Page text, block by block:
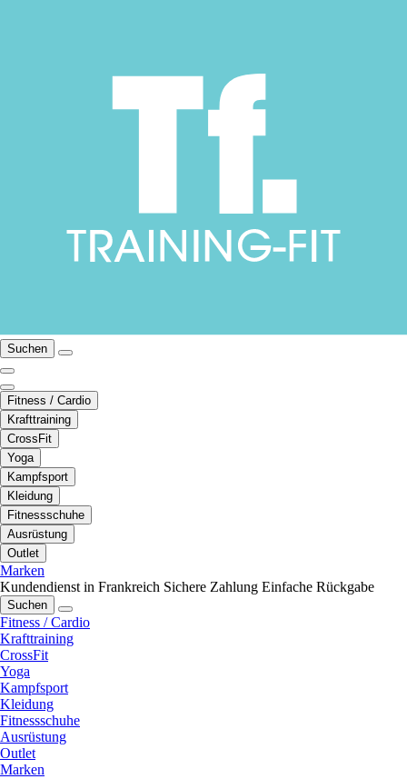
Suchen
Fitness / Cardio
Krafttraining
CrossFit
Yoga
Kampfsport
Kleidung
Fitnessschuhe
Ausrüstung
Outlet
Marken
Kundendienst in Frankreich Sichere Zahlung Einfache Rückgabe
Suchen
Fitness / Cardio
Krafttraining
CrossFit
Yoga
Kampfsport
Kleidung
Fitnessschuhe
Ausrüstung
Outlet
Marken